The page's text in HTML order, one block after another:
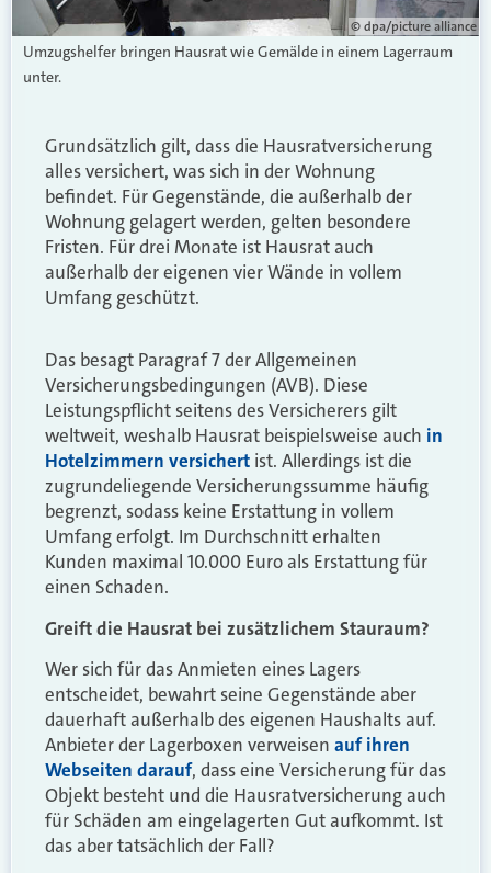
© dpa/picture alliance
Umzugshelfer bringen Hausrat wie Gemälde in einem Lagerraum
unter.
Grundsätzlich gilt, dass die Hausratversicherung
alles versichert, was sich in der Wohnung
befindet. Für Gegenstände, die außerhalb der
Wohnung gelagert werden, gelten besondere
Fristen. Für drei Monate ist Hausrat auch
außerhalb der eigenen vier Wände in vollem
Umfang geschützt.
Das besagt Paragraf 7 der Allgemeinen
Versicherungsbedingungen (AVB). Diese
Leistungspflicht seitens des Versicherers gilt
weltweit, weshalb Hausrat beispielsweise auch in
Hotelzimmern versichert ist. Allerdings ist die
zugrundeliegende Versicherungssumme häufig
begrenzt, sodass keine Erstattung in vollem
Umfang erfolgt. Im Durchschnitt erhalten
Kunden maximal 10.000 Euro als Erstattung für
einen Schaden.
Greift die Hausrat bei zusätzlichem Stauraum?
Wer sich für das Anmieten eines Lagers
entscheidet, bewahrt seine Gegenstände aber
dauerhaft außerhalb des eigenen Haushalts auf.
Anbieter der Lagerboxen verweisen auf ihren
Webseiten darauf, dass eine Versicherung für das
Objekt besteht und die Hausratversicherung auch
für Schäden am eingelagerten Gut aufkommt. Ist
das aber tatsächlich der Fall?